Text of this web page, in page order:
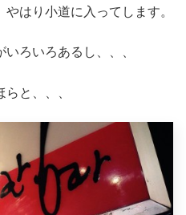
はり小道に入ってします。
ろいろあるし、、、
と、、、